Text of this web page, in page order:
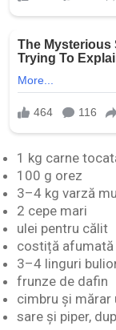
1 kg carne
100 g orez
3–4 kg varză
2 cepe mari
ulei pentru călit
costiță
3–4 linguri
frunze de dafin
cimbru și mărar
sare și piper,